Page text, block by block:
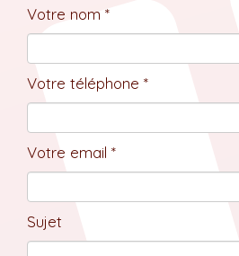
Votre nom *
Votre téléphone *
Votre email *
Sujet